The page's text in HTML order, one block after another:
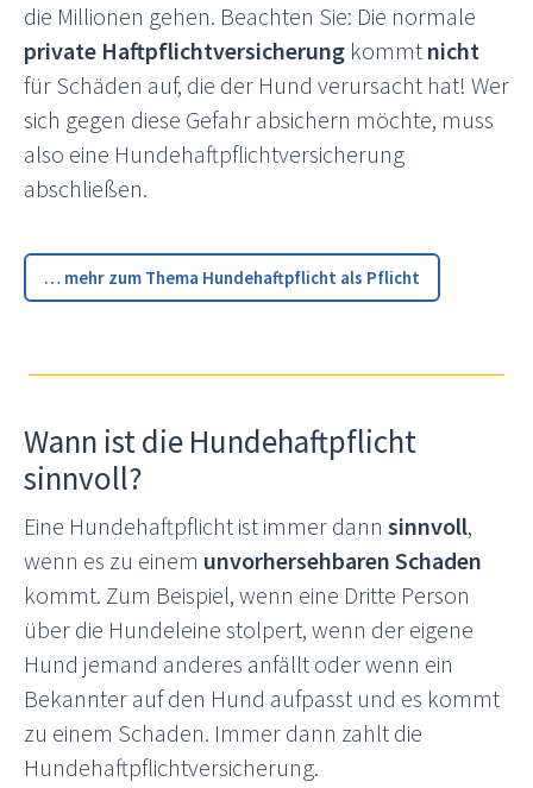
die Millionen gehen. Beachten Sie: Die normale
private Haftpflichtversicherung kommt nicht
für Schäden auf, die der Hund verursacht hat! Wer
sich gegen diese Gefahr absichern möchte, muss
also eine Hundehaftpflichtversicherung
abschließen.
… mehr zum Thema Hundehaftpflicht als Pflicht
Wann ist die Hundehaftpflicht
sinnvoll?
Eine Hundehaftpflicht ist immer dann sinnvoll,
wenn es zu einem unvorhersehbaren Schaden
kommt. Zum Beispiel, wenn eine Dritte Person
über die Hundeleine stolpert, wenn der eigene
Hund jemand anderes anfällt oder wenn ein
Bekannter auf den Hund aufpasst und es kommt
zu einem Schaden. Immer dann zahlt die
Hundehaftpflichtversicherung.